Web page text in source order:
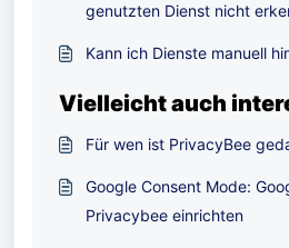
genutzten Dienst nicht
Kann ich Dienste manuell
Vielleicht auch
Für wen ist PrivacyBee
Google Consent Mode:
Privacybee einrichten